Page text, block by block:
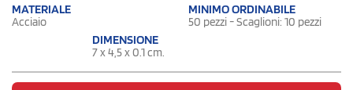
MATERIALE
Acciaio
MINIMO ORDINABILE
50 pezzi - Scaglioni: 10 pezzi
DIMENSIONE
7 x 4,5 x 0.1 cm.